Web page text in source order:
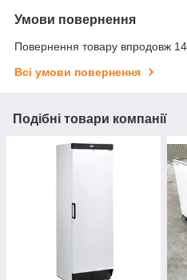
Умови повернення
Повернення товару впродовж
Всі умови повернення
Подібні товари компанії